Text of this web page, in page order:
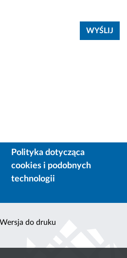
Polityka dotycząca
cookies i podobnych
technologii
Wersja do druku